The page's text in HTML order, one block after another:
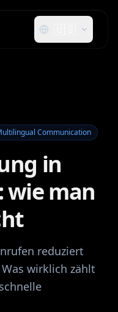
Communication
in
wie man
reduziert
wirklich zählt